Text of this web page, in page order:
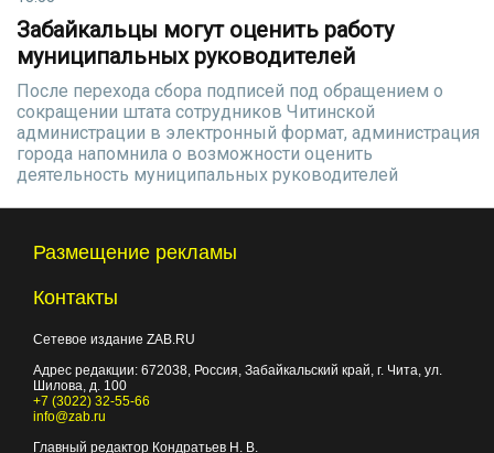
Забайкальцы могут оценить работу
муниципальных руководителей
После перехода сбора подписей под обращением о
сокращении штата сотрудников Читинской
администрации в электронный формат, администрация
города напомнила о возможности оценить
деятельность муниципальных руководителей
Размещение рекламы
Контакты
Сетевое издание ZAB.RU
Адрес редакции: 672038, Россия, Забайкальский край, г. Чита, ул.
Шилова, д. 100
+7 (3022) 32-55-66
info@zab.ru
Главный редактор Кондратьев Н. В.